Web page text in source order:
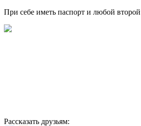
При себе иметь паспорт и любой
Рассказать друзьям: